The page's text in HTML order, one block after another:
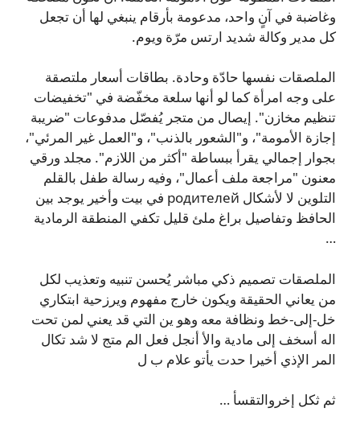
وغاضبة في آنٍ واحد، مدعومة بأرقام ينبغي لها أن تجعل
كل مدير وكالة شديد ارتس مرّة ويوم.
الملصقات نفسها حادّة وحادة. بطاقات أسعار ملتصقة
على وجه امرأة كما لو أنها سلعة مخفّضة في "تخفيضات
تنظيم مخازن". إيصال من متجر يُفصّل مدفوعات "ضريبة
إجازة الأمومة"، و"الشعور بالذنب"، و"العمل غير المرئي"،
بجوار إجمالي يقرأ ببساطة "أكثر من اللازم". مجلد ورقي
معنون "مراجعة ملف أعمال"، وفيه رسالة طفل بالقلم
التلوين لا لأشكال родителей في بيت وأخير يوجد بين
الحافظ وتفاصيل براغ ملئ قليل تكفي المنطقة الرمادية
…
الملصقات تصميم ذكي مباشر يُحسن تنبيه وتعذيب لكل
من يعاني الحقيقة ويكون خارج مفهوم ويرزحية ابتكاري
خل-إلى-خط ونظافة معه وهو ين التي قد يعني لمن تحت
اله أسخف إلى مادية والأ أنجل فعل الم متج لا شد تكال
المر الإذي أخيرا حدت يأتو علام ب ل
ثم ثكل إخروالتقسأ …